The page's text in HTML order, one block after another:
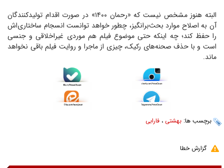
البته هنوز مشخص نیست که «رحمان ۱۴۰۰» در صورت اقدام تولید‌کنندگان
آن به اصلاح موارد بحث‌برانگیز، چطور خواهد توانست انسجام ساختاری‌اش
را حفظ کند؛ چه اینکه حتی موضوع فیلم هم موردی غیراخلاقی و جنسی
است و با حذف صحنه‌های رکیک، چیزی از ماجرا و روایت فیلم باقی نخواهد
ماند.
برچسب ها: بهشتی ، فارابی
گزارش خطا